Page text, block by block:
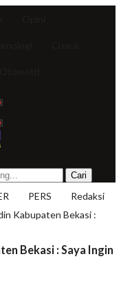
PERS
Redaksi
Kabupaten Bekasi :
Bekasi : Saya Ingin